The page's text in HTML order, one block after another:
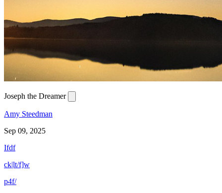
Joseph the Dreamer
Amy Steedman
Sep 09, 2025
Ifdf
ck|lt/f]w
p4f/